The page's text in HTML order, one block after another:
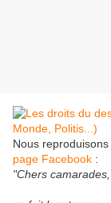
Nous
page Facebook :
"Chers camarades,